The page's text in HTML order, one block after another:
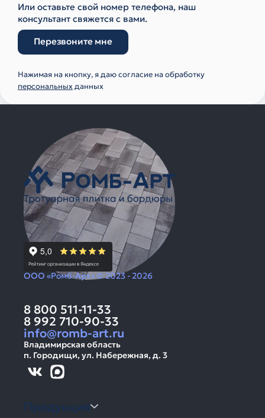
Или оставьте свой номер телефона, наш
консультант свяжется с вами.
Перезвоните мне
Нажимая на кнопку, я даю согласие на обработку
персональныхданных
ООО «Ромб-Арт» © 2023 - 2026
8 800 511-11-33
8 992 710-90-33
info@romb-art.ru
Владимирская область
п. Городищи, ул. Набережная, д. 3
Продукция